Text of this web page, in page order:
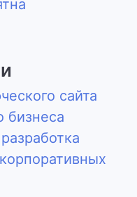
сайта
бизнеса